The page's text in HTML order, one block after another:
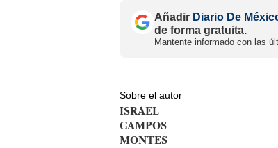
Añadir Diario De
de forma gratuita.
Mantente informado con las
Sobre el autor
ISRAEL
CAMPOS
MONTES